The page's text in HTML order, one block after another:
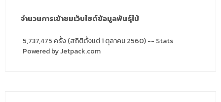
จำนวนการเข้าชมเว็บไซต์ข้อมูลพันธุ์ไม้
5,737,475 ครั้ง (สถิติตั้งแต่ 1 ตุลาคม 2560) -- Stats
Powered by Jetpack.com